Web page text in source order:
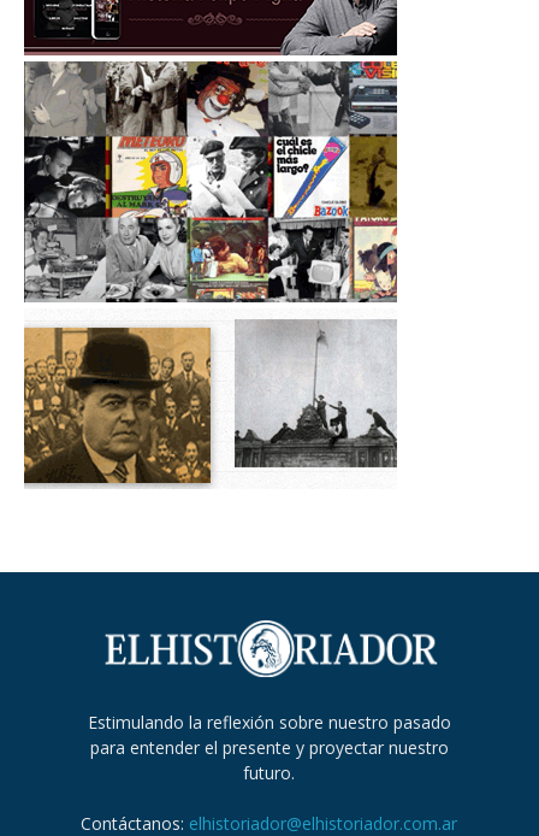
Estimulando la reflexión sobre nuestro pasado
para entender el presente y proyectar nuestro
futuro.
Contáctanos: elhistoriador@elhistoriador.com.ar